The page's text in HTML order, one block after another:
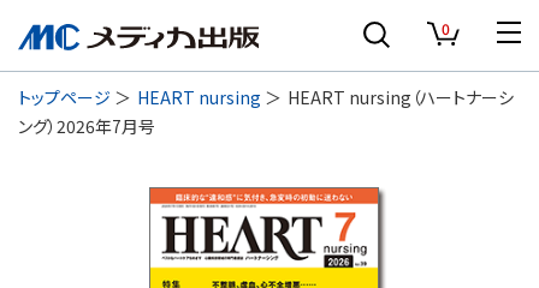
0
トップページ HEART nursing
HEART nursing（ハートナーシ
ング）2026年7月号